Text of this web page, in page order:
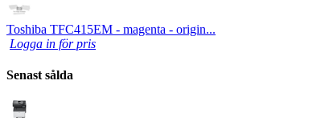
Toshiba TFC415EM - magenta - origin...
Logga in för pris
Senast sålda